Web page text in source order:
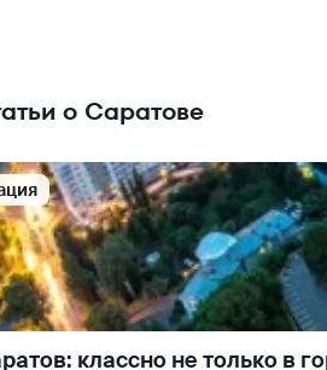
о Саратове
классно не только в